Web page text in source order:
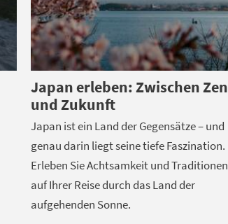
Japan erleben: Zwischen Zen
und Zukunft
Japan ist ein Land der Gegensätze – und
genau darin liegt seine tiefe Faszination.
Erleben Sie Achtsamkeit und Traditionen
auf Ihrer Reise durch das Land der
aufgehenden Sonne.